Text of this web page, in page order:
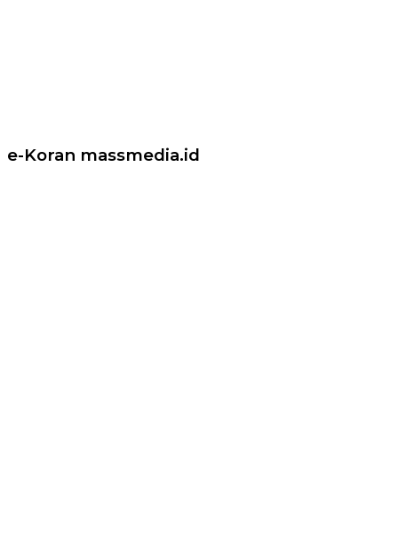
e-Koran massmedia.id